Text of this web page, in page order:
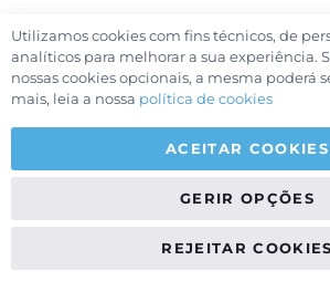
Utilizamos cookies com fins técnicos, de
analíticos para melhorar a sua experiência.
nossas cookies opcionais, a mesma poderá
mais, leia a nossa política de cookies
ACEITAR COOKIES
GERIR OPÇÕES
REJEITAR COOKIES